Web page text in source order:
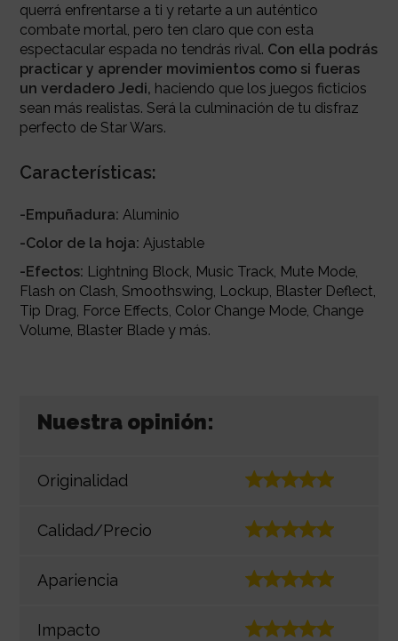
querrá enfrentarse a ti y retarte a un auténtico
combate mortal, pero ten claro que con esta
espectacular espada no tendrás rival. Con ella podrás
practicar y aprender movimientos como si fueras
un verdadero Jedi, haciendo que los juegos ficticios
sean más realistas. Será la culminación de tu disfraz
perfecto de Star Wars.
Características:
-Empuñadura: Aluminio
-Color de la hoja: Ajustable
-Efectos: Lightning Block, Music Track, Mute Mode,
Flash on Clash, Smoothswing, Lockup, Blaster Deflect,
Tip Drag, Force Effects, Color Change Mode, Change
Volume, Blaster Blade y más.
Nuestra opinión:
Originalidad
Calidad/Precio
Apariencia
Impacto